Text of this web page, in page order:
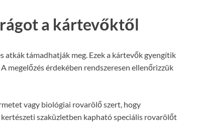
a kártevőktől
támadhatják meg. Ezek a kártevők gyengítik
megelőzés érdekében rendszeresen ellenőrizzük
vagy biológiai rovarölő szert, hogy
szaküzletben kapható speciális rovarölőt